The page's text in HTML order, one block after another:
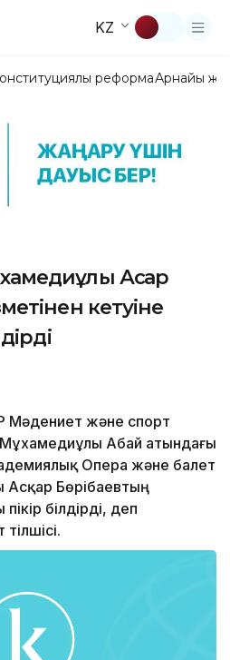
KZ
реформаАрнайы
Асқар
кетуіне
Мәдениет және спорт
Абай атындағы
Опера және балет
Бөрібаевтың
білдірді, деп